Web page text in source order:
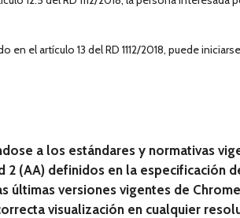
el artículo 13 del RD 1112/2018, puede
a los estándares y normativas
(AA) definidos en la especificación
últimas versiones vigentes de
visualización en cualquier